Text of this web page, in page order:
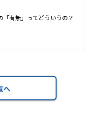
有無」ってどういうの？
へ